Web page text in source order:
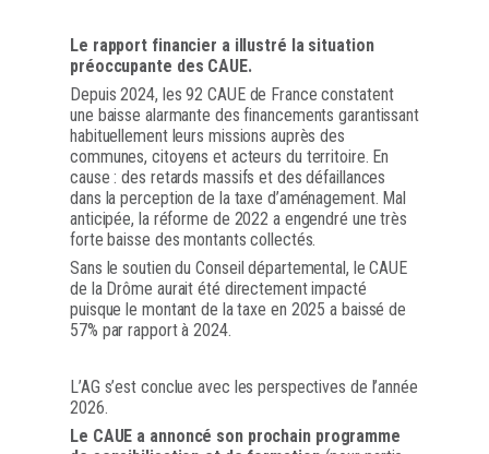
Le rapport financier a illustré la situation
préoccupante des CAUE.
Depuis 2024, les 92 CAUE de France constatent
une baisse alarmante des financements garantissant
habituellement leurs missions auprès des
communes, citoyens et acteurs du territoire. En
cause : des retards massifs et des défaillances
dans la perception de la taxe d’aménagement. Mal
anticipée, la réforme de 2022 a engendré une très
forte baisse des montants collectés.
Sans le soutien du Conseil départemental, le CAUE
de la Drôme aurait été directement impacté
puisque le montant de la taxe en 2025 a baissé de
57% par rapport à 2024.
L’AG s’est conclue avec les perspectives de l’année
2026.
Le CAUE a annoncé son prochain programme